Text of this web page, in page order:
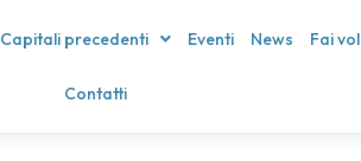
Capitali precedenti Eventi News Fai
Contatti